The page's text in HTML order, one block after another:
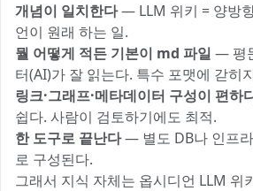
개념이 일치한다— LLM 위키 = 양방
언이 원래 하는 일.
뭘 어떻게 적든 기본이 md 파일 — 평
터(AI)가 잘 읽는다. 특수 포맷에 갇히
링크·그래프·메타데이터 구성이 편하
쉽다. 사람이 검토하기에도 최적.
한 도구로 끝난다— 별도 DB나 인프
로 구성된다.
그래서 지식 자체는 옵시디언 LLM 위